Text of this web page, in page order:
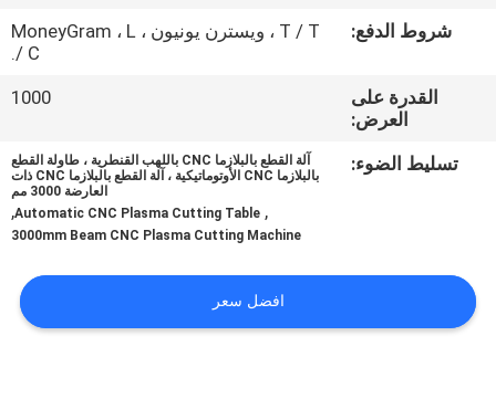
رقابة
اطلب
اقتباس
الموقع
شروط الدفع:
T / T ، ويسترن يونيون ، MoneyGram ، L
/ C.
القدرة على
العرض:
1000
تسليط الضوء:
آلة القطع بالبلازما CNC باللهب القنطرية ، طاولة القطع
بالبلازما CNC الأوتوماتيكية ، آلة القطع بالبلازما CNC ذات
العارضة 3000 مم
,
Automatic CNC Plasma Cutting Table
,
3000mm Beam CNC Plasma Cutting Machine
افضل سعر